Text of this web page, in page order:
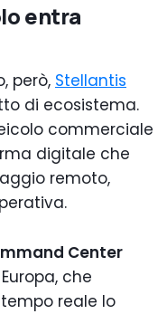
entra
però, Stellantis
di ecosistema.
commerciale
digitale che
remoto,
Center
che
reale lo